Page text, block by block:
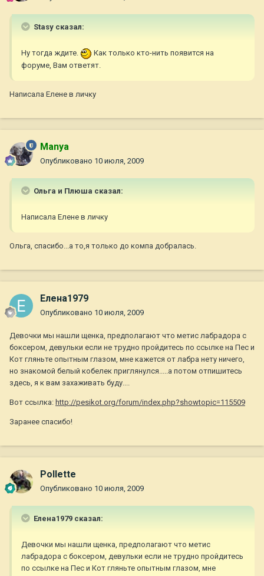
Stasy сказал:
Ну тогда ждите.
Как только кто-нить появится на
форуме, Вам ответят.
Написала Елене в личку
Manya
Опубликовано 10 июля, 2009
Ольга и Плюша сказал:
Написала Елене в личку
Ольга, спасибо...а то,я только до компа добралась.
Елена1979
Опубликовано 10 июля, 2009
Девочки мы нашли щенка, предполагают что метис лабрадора с
боксером, девульки если не трудно пройдитесь по ссылке на Пес и
Кот гляньте опытным глазом, мне кажется от лабра нету ничего,
но знакомой белый кобелек приглянулся.....а потом отпишитесь
здесь, я к вам захаживать буду....
Вот ссылка: http://pesikot.org/forum/index.php?showtopic=115509
Заранее спасибо!
Pollette
Опубликовано 10 июля, 2009
Елена1979 сказал:
Девочки мы нашли щенка, предполагают что метис
лабрадора с боксером, девульки если не трудно пройдитесь
по ссылке на Пес и Кот гляньте опытным глазом, мне